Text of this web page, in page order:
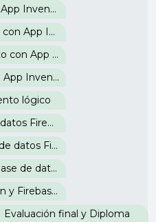
14. Sensor de Giroscopio en App Inventor
15. Activar cámara de celular con App Inventor
16. Uso de mensajes de texto con App Inventor
17. Dibujar en un Lienzo con App Inventor
lógico
19. Integración de bases de datos Firebase con App Inventor
20. Autenticación en bases de datos Firebase
21. Clave de API web en la base de datos Firebase
22. Ingreso de FirebaseToken y FirebaseURL
Evaluación final y Diploma